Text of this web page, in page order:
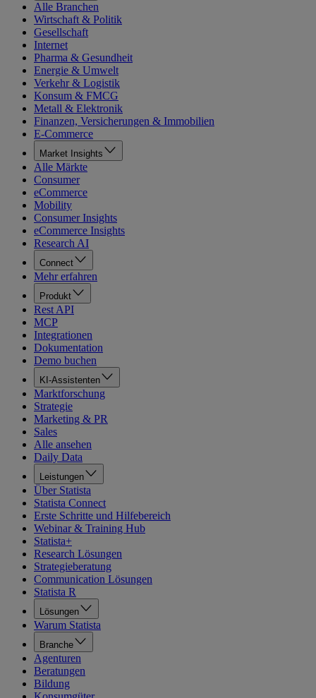
Alle Branchen
Wirtschaft & Politik
Gesellschaft
Internet
Pharma & Gesundheit
Energie & Umwelt
Verkehr & Logistik
Konsum & FMCG
Metall & Elektronik
Finanzen, Versicherungen & Immobilien
E-Commerce
Market Insights
Alle Märkte
Consumer
eCommerce
Mobility
Consumer Insights
eCommerce Insights
Research AI
Connect
Mehr erfahren
Produkt
Rest API
MCP
Integrationen
Dokumentation
Demo buchen
KI-Assistenten
Marktforschung
Strategie
Marketing & PR
Sales
Alle ansehen
Daily Data
Leistungen
Über Statista
Statista Connect
Erste Schritte und Hilfebereich
Webinar & Training Hub
Statista+
Research Lösungen
Strategieberatung
Communication Lösungen
Statista R
Lösungen
Warum Statista
Branche
Agenturen
Beratungen
Bildung